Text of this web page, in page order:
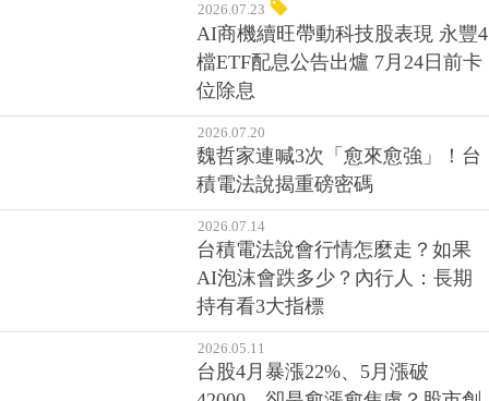
2026.07.23
AI商機續旺帶動科技股表現 永豐4
檔ETF配息公告出爐 7月24日前卡
位除息
2026.07.20
魏哲家連喊3次「愈來愈強」！台
積電法說揭重磅密碼
2026.07.14
台積電法說會行情怎麼走？如果
AI泡沫會跌多少？內行人：長期
持有看3大指標
2026.05.11
台股4月暴漲22%、5月漲破